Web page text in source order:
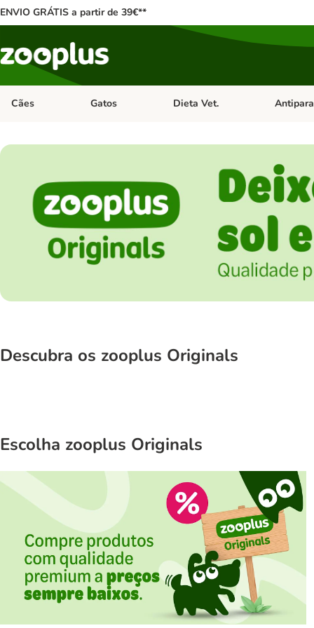
ENVIO GRÁTIS a partir de 39€**
Cães Abrir menu de categoria: Cães
Gatos Abrir menu de categoria: Gatos
Dieta Vet. Abrir
Descubra os zooplus Originals
Escolha zooplus Originals